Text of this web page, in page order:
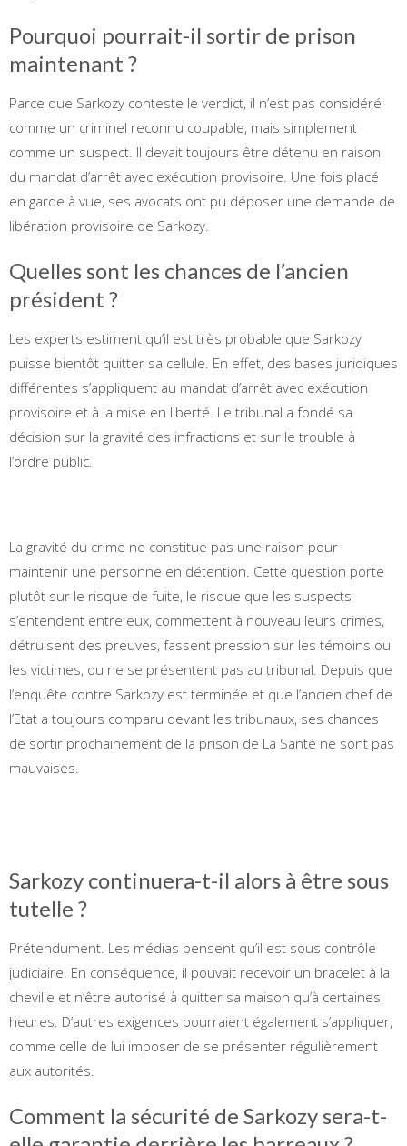
Pourquoi pourrait-il sortir de prison
maintenant ?
Parce que Sarkozy conteste le verdict, il n’est pas considéré
comme un criminel reconnu coupable, mais simplement
comme un suspect. Il devait toujours être détenu en raison
du mandat d’arrêt avec exécution provisoire. Une fois placé
en garde à vue, ses avocats ont pu déposer une demande de
libération provisoire de Sarkozy.
Quelles sont les chances de l’ancien
président ?
Les experts estiment qu’il est très probable que Sarkozy
puisse bientôt quitter sa cellule. En effet, des bases juridiques
différentes s’appliquent au mandat d’arrêt avec exécution
provisoire et à la mise en liberté. Le tribunal a fondé sa
décision sur la gravité des infractions et sur le trouble à
l’ordre public.
La gravité du crime ne constitue pas une raison pour
maintenir une personne en détention. Cette question porte
plutôt sur le risque de fuite, le risque que les suspects
s’entendent entre eux, commettent à nouveau leurs crimes,
détruisent des preuves, fassent pression sur les témoins ou
les victimes, ou ne se présentent pas au tribunal. Depuis que
l’enquête contre Sarkozy est terminée et que l’ancien chef de
l’Etat a toujours comparu devant les tribunaux, ses chances
de sortir prochainement de la prison de La Santé ne sont pas
mauvaises.
Sarkozy continuera-t-il alors à être sous
tutelle ?
Prétendument. Les médias pensent qu’il est sous contrôle
judiciaire. En conséquence, il pouvait recevoir un bracelet à la
cheville et n’être autorisé à quitter sa maison qu’à certaines
heures. D’autres exigences pourraient également s’appliquer,
comme celle de lui imposer de se présenter régulièrement
aux autorités.
Comment la sécurité de Sarkozy sera-t-